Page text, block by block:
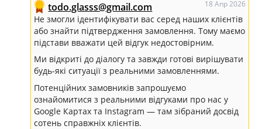
todo.glasss@gmail.com 18 Апр 2026
Не змогли ідентифікувати вас серед наших клієнтів
або знайти підтвердження замовлення. Тому маємо
підстави вважати цей відгук недостовірним.
Ми відкриті до діалогу та завжди готові вирішувати
будь-які ситуації з реальними замовленнями.
Потенційних замовників запрошуємо
ознайомитися з реальними відгуками про нас у
Google Картах та Instagram — там зібраний досвід
сотень справжніх клієнтів.